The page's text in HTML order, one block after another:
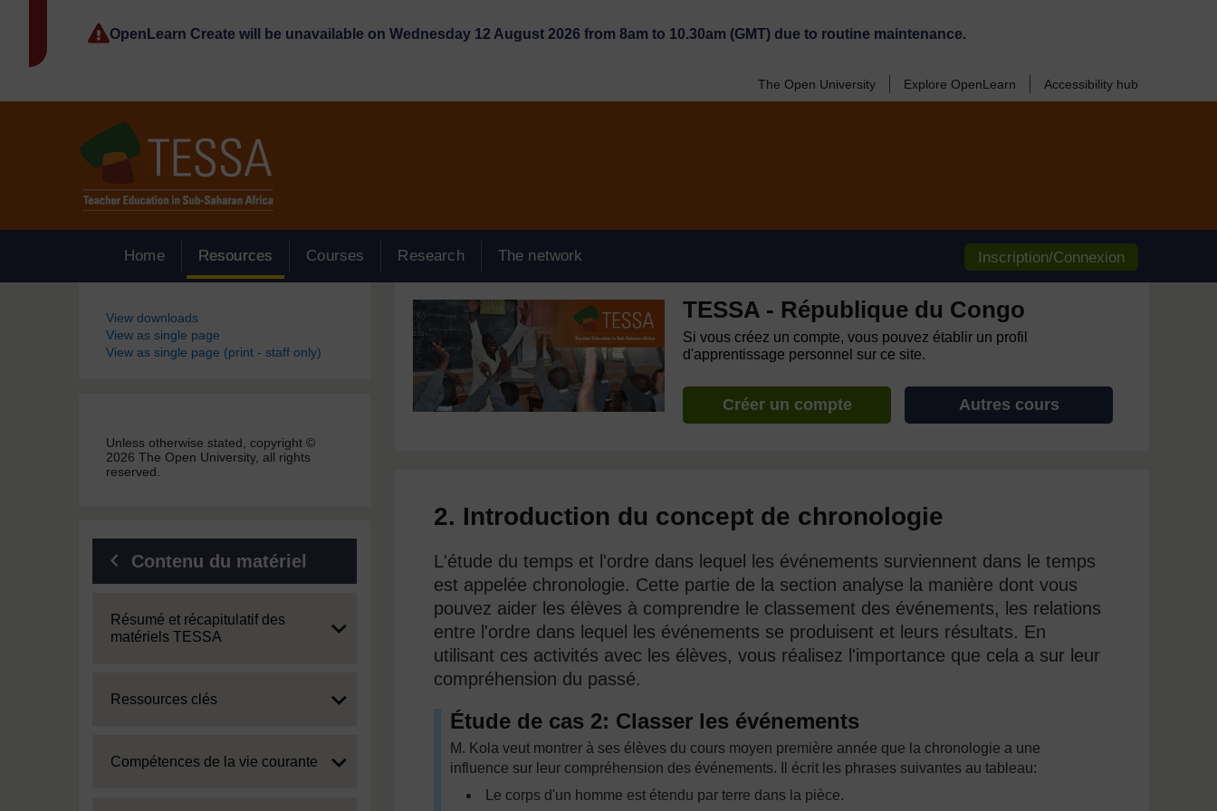
OpenLearn Create will be unavailable on Wednesday 12 August 2026 from 8am to 10.30am (GMT) due to routine maintenance.
The Open University Explore OpenLearn Accessibility hub
Home Resources Courses Research The network Inscription/Connexion
Blocs
View downloads
View as single page
View as single page (print - staff only)
Unless otherwise stated, copyright ©
2026 The Open University, all rights
reserved.
Contenu du matériel
Expand
Résumé et récapitulatif des
matériels TESSA
Expand
Ressources clés
Expand
Compétences de la vie courante
TESSA - République du Congo
Si vous créez un compte, vous pouvez établir un profil
d'apprentissage personnel sur ce site.
Créer un compte Autres cours
2. Introduction du concept de chronologie
L'étude du temps et l'ordre dans lequel les événements surviennent dans le temps
est appelée chronologie. Cette partie de la section analyse la manière dont vous
pouvez aider les élèves à comprendre le classement des événements, les relations
entre l'ordre dans lequel les événements se produisent et leurs résultats. En
utilisant ces activités avec les élèves, vous réalisez l'importance que cela a sur leur
compréhension du passé.
Étude de cas 2: Classer les événements
M. Kola veut montrer à ses élèves du cours moyen première année que la chronologie a une
influence sur leur compréhension des événements. Il écrit les phrases suivantes au tableau:
Le corps d'un homme est étendu par terre dans la pièce.